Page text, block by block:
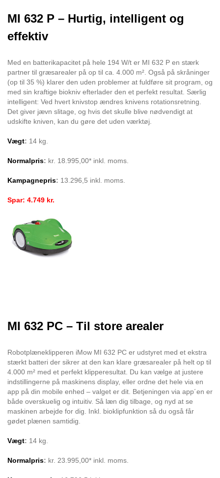
MI 632 P – Hurtig, intelligent og
effektiv
Med en batterikapacitet på hele 194 W/t er MI 632 P en stærk
partner til græsarealer på op til ca. 4.000 m². Også på skråninger
(op til 35 %) klarer den uden problemer at fuldføre sit program, og
med sin kraftige biokniv efterlader den et perfekt resultat. Særlig
intelligent: Ved hvert knivstop ændres knivens rotationsretning.
Det giver jævn slitage, og hvis det skulle blive nødvendigt at
udskifte kniven, kan du gøre det uden værktøj.
Vægt: 14 kg.
Normalpris: kr. 18.995,00* inkl. moms.
Kampagnepris: 13.296,5 inkl. moms.
Spar: 4.749 kr.
MI 632 PC – Til store arealer
Robotplæneklipperen iMow MI 632 PC er udstyret med et ekstra
stærkt batteri der sikrer at den kan klare græsarealer på helt op til
4.000 m² med et perfekt klipperesultat. Du kan vælge at justere
indstillingerne på maskinens display, eller ordne det hele via en
app på din mobile enhed – valget er dit. Betjeningen via app´en er
både overskuelig og intuitiv. Så læn dig tilbage, og nyd at se
maskinen arbejde for dig. Inkl. bioklipfunktion så du også får
gødet plænen samtidig.
Vægt: 14 kg.
Normalpris: kr. 23.995,00* inkl. moms.